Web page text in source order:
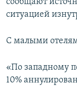
сообщают
ситуацией
С малыми
«По западному
10%